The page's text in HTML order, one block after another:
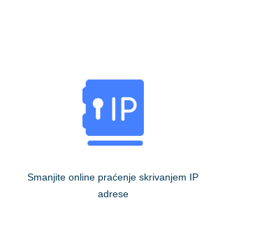
Smanjite online praćenje skrivanjem IP
adrese